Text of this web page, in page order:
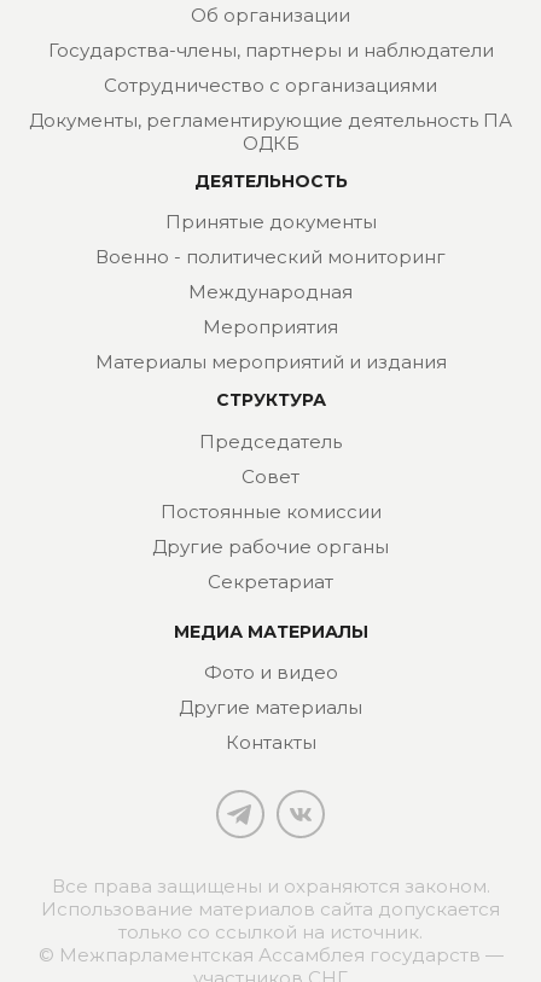
Об организации
Государства-члены, партнеры и наблюдатели
Сотрудничество с организациями
Документы, регламентирующие деятельность ПА
ОДКБ
ДЕЯТЕЛЬНОСТЬ
Принятые документы
Военно - политический мониторинг
Международная
Мероприятия
Материалы мероприятий и издания
СТРУКТУРА
Председатель
Совет
Постоянные комиссии
Другие рабочие органы
Секретариат
МЕДИА МАТЕРИАЛЫ
Фото и видео
Другие материалы
Контакты
Все права защищены и охраняются законом.
Использование материалов сайта допускается
только со ссылкой на источник.
© Межпарламентская Ассамблея государств —